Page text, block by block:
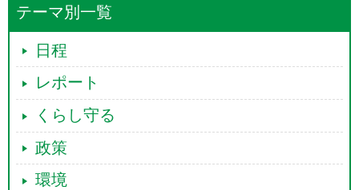
この現状について、大臣はどのように認識をされておられますでしょう
か。
○福岡国務大臣
医療、介護、障害福祉分野におきましては、今、他産業との厳しい人材
獲得競争にさらされておりまして、賃上げの実現というのは喫緊の課題
だというふうに認識をしています。
こうした中、令和六年度報酬改定において必要な措置を講じるととも
に、令和六年度補正予算においても更なる賃上げ等の支援を盛り込んだ
ところでございまして、引き続き、政府全体として賃上げに向けた取組
を進めていくことが大変重要だ考えております。
テーマ別一覧
日程
レポート
くらし守る
政策
環境